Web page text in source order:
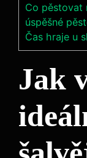
Co pěstovat
úspěšné
Čas hraje u
Jak